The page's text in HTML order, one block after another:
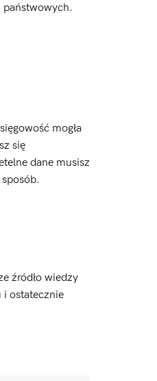
państwowych.
mogła
się
dane musisz
źródło wiedzy
i ostatecznie